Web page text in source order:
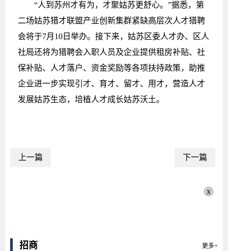
“人到苏州才有为，才聚姑苏更舒心。”据悉，第
二场姑苏猎才联盟产业创新集群紧缺高层次人才猎聘
会将于7月10日举办。接下来，姑苏区委人才办、区人
社局还将为猎聘会入职人员及企业提供租房补贴、社
保补贴、人才落户、资金奖励等各项扶持政策，助推
企业进一步实现引才、育才、留才、用才，营造人才
发展姑苏生态，培植人才成长姑苏沃土。
上一篇 下一篇
x
招商 更多+